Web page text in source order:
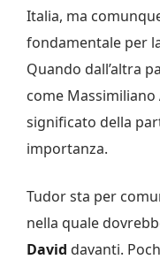
Italia, ma
fondamentale per
Quando dall’altra
come Massimiliano
significato della
importanza.
Tudor sta per
nella quale
David davanti.